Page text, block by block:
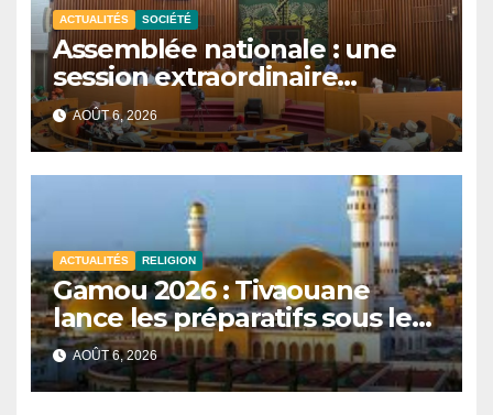
ACTUALITÉS SOCIÉTÉ
Assemblée nationale : une
session extraordinaire
convoquée le 10 août avec
plusieurs commissions
d’enquête à l’ordre du jour.
AOÛT 6, 2026
ACTUALITÉS RELIGION
Gamou 2026 : Tivaouane
lance les préparatifs sous le
signe de l’unité et du Tawhid.
AOÛT 6, 2026